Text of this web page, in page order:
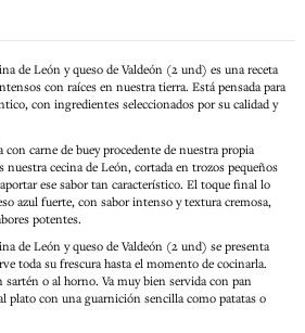
de León y queso de Valdeón (2 und) es una receta
con raíces en nuestra tierra. Está pensada para
con ingredientes seleccionados por su calidad y
con carne de buey procedente de nuestra propia
nuestra cecina de León, cortada en trozos pequeños
ese sabor tan característico. El toque final lo
azul fuerte, con sabor intenso y textura cremosa,
potentes.
de León y queso de Valdeón (2 und) se presenta
toda su frescura hasta el momento de cocinarla.
sartén o al horno. Va muy bien servida con pan
plato con una guarnición sencilla como patatas o